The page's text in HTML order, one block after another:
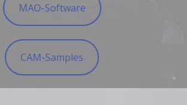
MAO-Software
CAM-Samples